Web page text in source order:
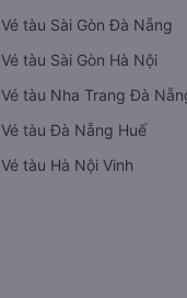
Vé tàu Sài Gòn Đà Nẵng
Vé tàu Sài Gòn Hà Nội
Vé tàu Nha Trang Đà
Vé tàu Đà Nẵng Huế
Vé tàu Hà Nội Vinh